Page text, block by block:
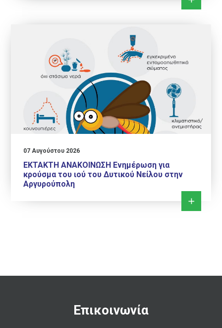
07 Αυγούστου 2026
ΕΚΤΑΚΤΗ ΑΝΑΚΟΙΝΩΣΗ Ενημέρωση για
κρούσμα του ιού του Δυτικού Νείλου στην
Αργυρούπολη
Επικοινωνία